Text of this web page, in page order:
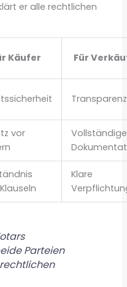
er alle rechtlichen
Käufer Für
Transparenz
vor
Vollständige
Klare
Parteien